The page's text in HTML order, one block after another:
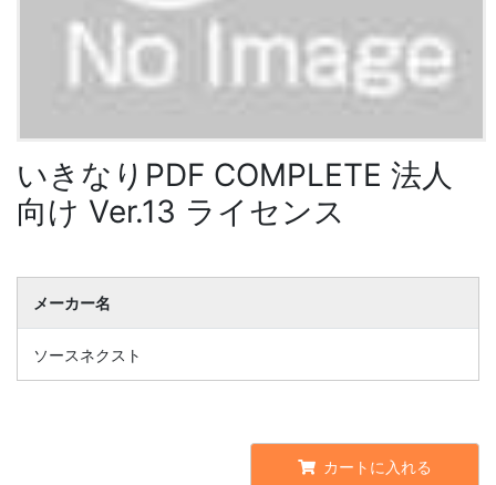
いきなりPDF COMPLETE 法人
向け Ver.13 ライセンス
メーカー名
ソースネクスト
カートに入れる